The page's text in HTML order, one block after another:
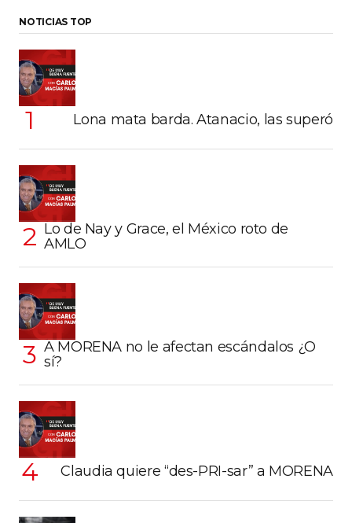
NOTICIAS TOP
Lona mata barda. Atanacio, las superó
Lo de Nay y Grace, el México roto de
AMLO
A MORENA no le afectan escándalos ¿O
sí?
Claudia quiere “des-PRI-sar” a MORENA